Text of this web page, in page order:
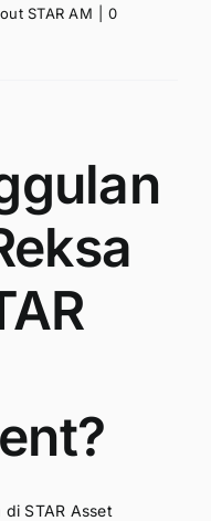
STAR AM
0
di STAR Asset